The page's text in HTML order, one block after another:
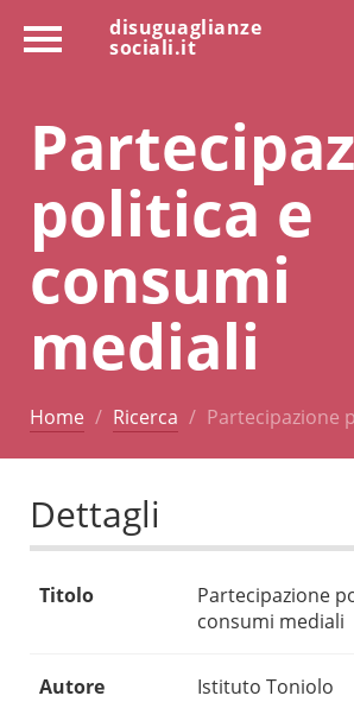
disuguaglianze
sociali.it
politica e
consumi
mediali
Home Ricerca Partecipazione
Dettagli
Titolo
Partecipazione
consumi mediali
Autore Istituto Toniolo